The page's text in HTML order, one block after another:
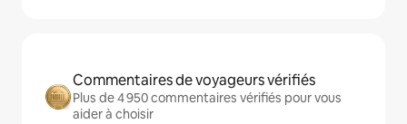
Commentaires de voyageurs vérifiés
Plus de 4 950 commentaires vérifiés pour vous
aider à choisir